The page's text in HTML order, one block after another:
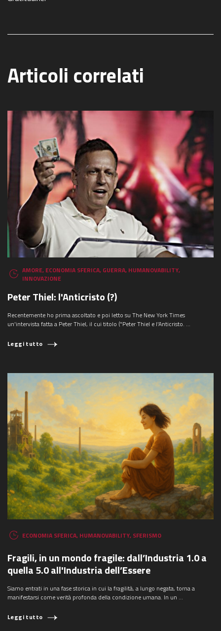
Articoli correlati
AMORE, ECONOMIA SFERICA, GUERRA, HUMANOVABILITY,
INNOVAZIONE
Peter Thiel: l'Anticristo (?)
Recentemente ho prima ascoltato e poi letto su The New York Times
un'intervista fatta a Peter Thiel, il cui titolo ("Peter Thiel e l'Anticristo. ...
Leggi tutto
ECONOMIA SFERICA, HUMANOVABILITY, SFERISMO
Fragili, in un mondo fragile: dall’Industria 1.0 a
quella 5.0 all'Industria dell’Essere
Siamo entrati in una fase storica in cui la fragilità, a lungo negata, torna a
manifestarsi come verità profonda della condizione umana. In un ...
Leggi tutto